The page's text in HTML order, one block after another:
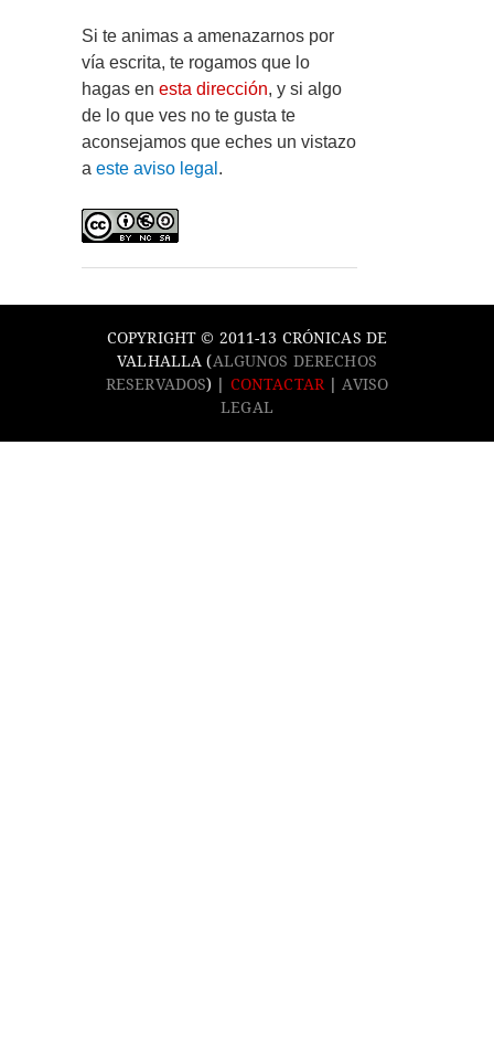
Si te animas a amenazarnos por
vía escrita, te rogamos que lo
hagas en esta dirección, y si algo
de lo que ves no te gusta te
aconsejamos que eches un vistazo
a este aviso legal .
COPYRIGHT © 2011-13 CRÓNICAS DE
VALHALLA (ALGUNOS DERECHOS
RESERVADOS) | CONTACTAR
AVISO
LEGAL